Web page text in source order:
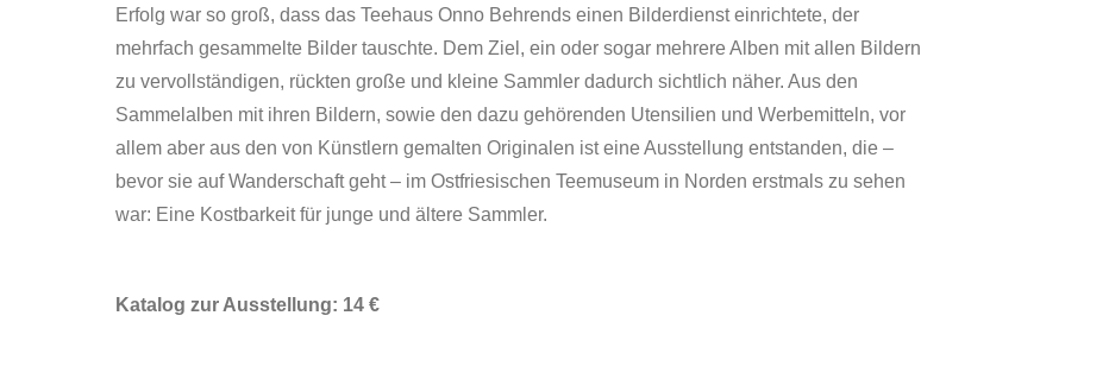
Erfolg war so groß, dass das Teehaus Onno Behrends einen Bilderdienst einrichtete, der
mehrfach gesammelte Bilder tauschte. Dem Ziel, ein oder sogar mehrere Alben mit allen Bildern
zu vervollständigen, rückten große und kleine Sammler dadurch sichtlich näher. Aus den
Sammelalben mit ihren Bildern, sowie den dazu gehörenden Utensilien und Werbemitteln, vor
allem aber aus den von Künstlern gemalten Originalen ist eine Ausstellung entstanden, die –
bevor sie auf Wanderschaft geht – im Ostfriesischen Teemuseum in Norden erstmals zu sehen
war: Eine Kostbarkeit für junge und ältere Sammler.
Katalog zur Ausstellung: 14 €